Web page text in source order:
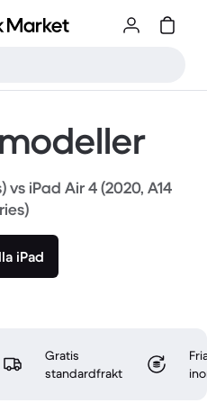
vs iPad Air 4 (2020, A14
iPad
Gratis
standardfrakt